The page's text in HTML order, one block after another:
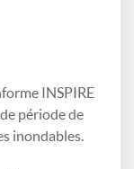
INSPIRE
période de
inondables.